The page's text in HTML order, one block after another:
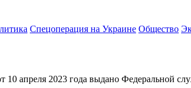
Спецоперация на Украине Общество
апреля 2023 года выдано Федеральной